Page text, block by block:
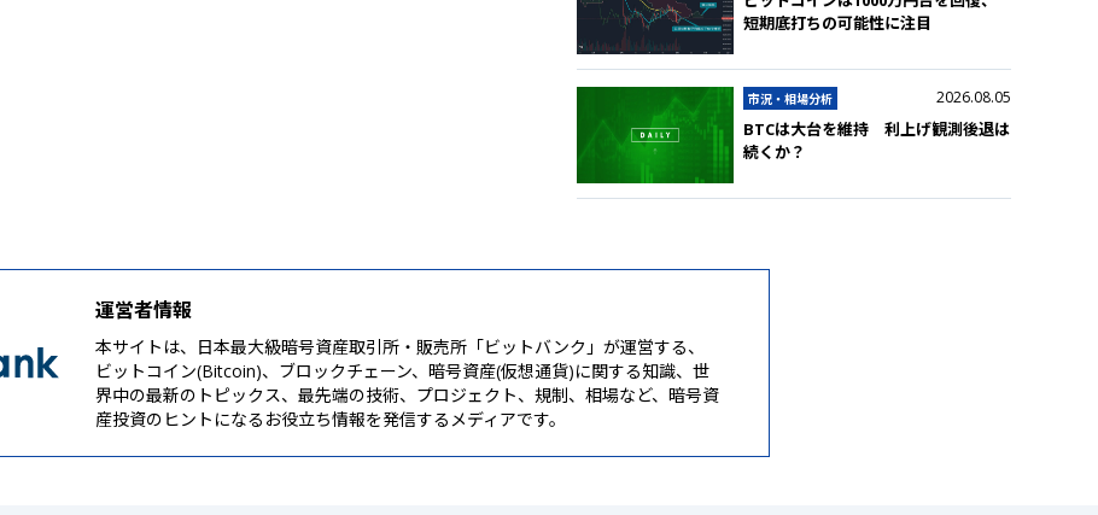
短期底打ちの可能性に注目
市況・相場分析 2026.08.05
BTCは大台を維持 利上げ観測後退は
続くか？
運営者情報
本サイトは、日本最大級暗号資産取引所・販売所「ビットバンク」が運営する、
ビットコイン(Bitcoin)、ブロックチェーン、暗号資産(仮想通貨)に関する知識、世
界中の最新のトピックス、最先端の技術、プロジェクト、規制、相場など、暗号資
産投資のヒントになるお役立ち情報を発信するメディアです。